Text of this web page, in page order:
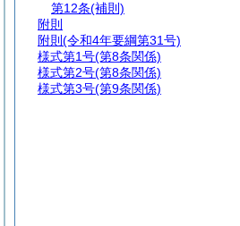
第12条(補則)
附則
附則 (令和4年要綱第31号)
様式第1号(第8条関係)
様式第2号(第8条関係)
様式第3号(第9条関係)